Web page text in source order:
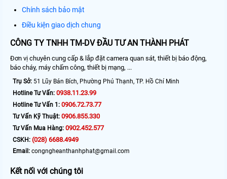
Chính sách bảo mật
Điều kiện giao dịch chung
CÔNG TY TNHH TM-DV ĐẦU TƯ AN THÀNH PHÁT
Đơn vị chuyên cung cấp & lắp đặt camera quan sát, thiết bị báo động,
báo cháy, máy chấm công, thiết bị mạng, ...
Trụ Sở: 51 Lũy Bán Bích, Phường Phú Thạnh, TP. Hồ Chí Minh
Hotline Tư Vấn: 0938.11.23.99
Hotline Tư Vấn 1: 0906.72.73.77
Tư Vấn Kỹ Thuật: 0906.855.330
Tư Vấn Mua Hàng: 0902.452.577
CSKH: (028) 6688.4949
Email: congngheanthanhphat@gmail.com
Kết nối với chúng tôi